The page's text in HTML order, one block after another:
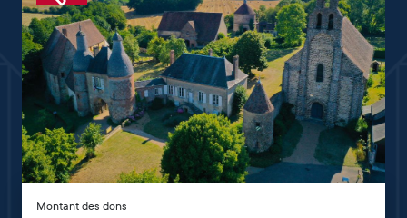
Montant des dons